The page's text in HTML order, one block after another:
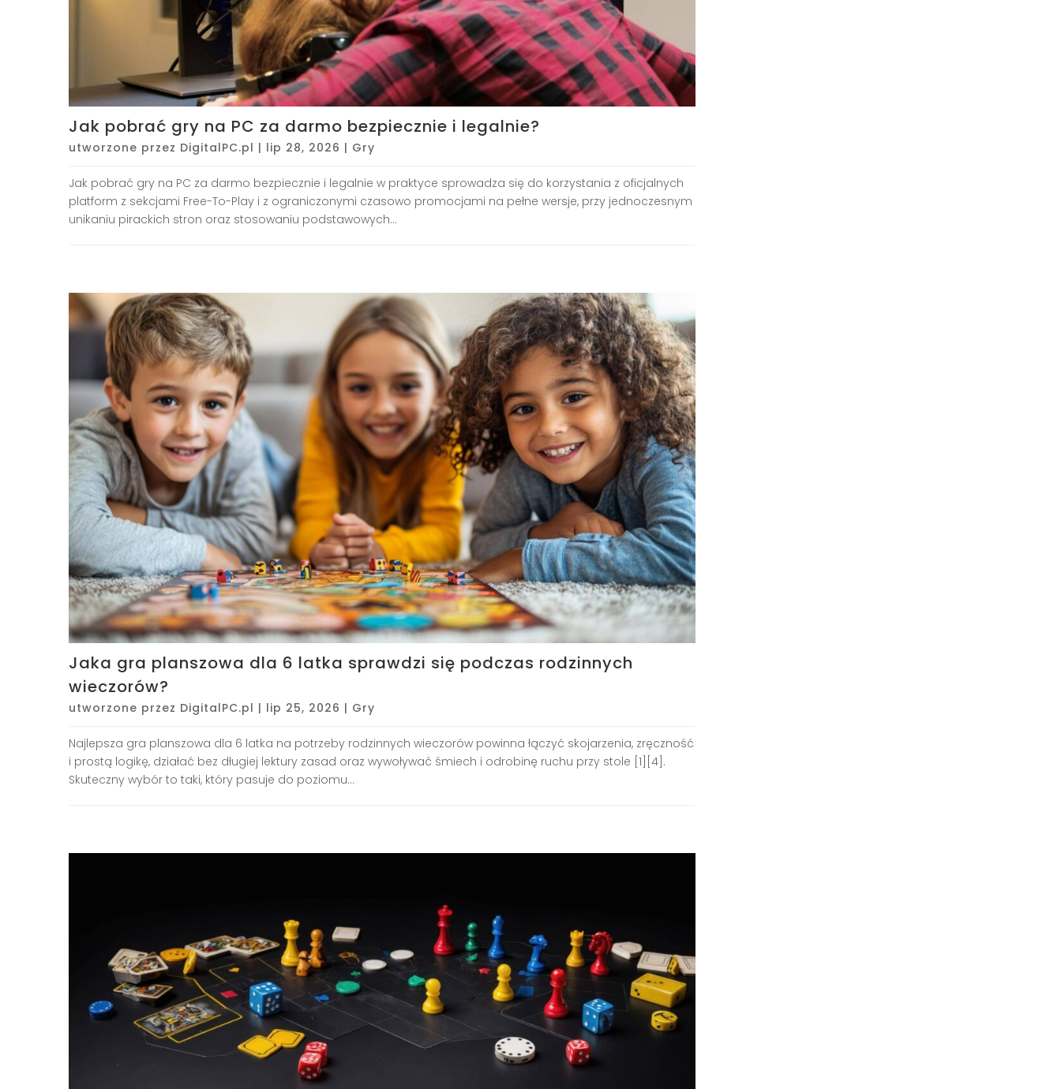
Jak pobrać gry na PC za darmo bezpiecznie i legalnie?
utworzone przez DigitalPC.pl | lip 28, 2026 | Gry
Jak pobrać gry na PC za darmo bezpiecznie i legalnie w praktyce sprowadza się do korzystania z oficjalnych
platform z sekcjami Free-To-Play i z ograniczonymi czasowo promocjami na pełne wersje, przy jednoczesnym
unikaniu pirackich stron oraz stosowaniu podstawowych...
Jaka gra planszowa dla 6 latka sprawdzi się podczas rodzinnych
wieczorów?
utworzone przez DigitalPC.pl | lip 25, 2026 | Gry
Najlepsza gra planszowa dla 6 latka na potrzeby rodzinnych wieczorów powinna łączyć skojarzenia, zręczność
i prostą logikę, działać bez długiej lektury zasad oraz wywoływać śmiech i odrobinę ruchu przy stole [1][4].
Skuteczny wybór to taki, który pasuje do poziomu...